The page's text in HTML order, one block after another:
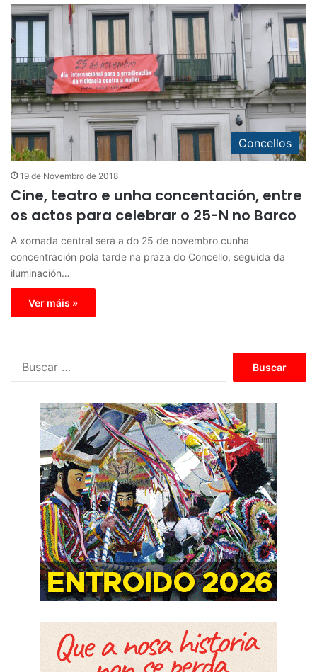
Concellos
19 de Novembro de 2018
Cine, teatro e unha concentación, entre
os actos para celebrar o 25-N no Barco
A xornada central será a do 25 de novembro cunha
concentración pola tarde na praza do Concello, seguida da
iluminación…
Ver máis »
c
a
r
: